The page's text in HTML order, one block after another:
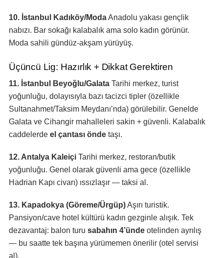
10. İstanbul Kadıköy/ModaAnadolu yakası gençlik
nabızı. Bar sokağı kalabalık ama solo kadın görünür.
Moda sahili gündüz-akşam yürüyüş.
Üçüncü Lig: Hazırlık + Dikkat Gerektiren
11. İstanbul Beyoğlu/Galata Tarihi merkez, turist
yoğunluğu, dolayısıyla bazı tacizci tipler (özellikle
Sultanahmet/Taksim Meydanı’nda) görülebilir. Genelde
Galata ve Cihangir mahalleleri sakin + güvenli. Kalabalık
caddelerde el çantası önde taşı.
12. Antalya Kaleiçi Tarihi merkez, restoran/butik
yoğunluğu. Genel olarak güvenli ama gece (özellikle
Hadrian Kapı civarı) ıssızlaşır — taksi al.
13. Kapadokya (Göreme/Ürgüp)Aşırı turistik.
Pansiyon/cave hotel kültürü kadın gezginle alışık. Tek
dezavantaj: balon turu sabahın 4’ünde otelinden ayrılış
— bu saatte tek başına yürümemen önerilir (otel servisi
al).